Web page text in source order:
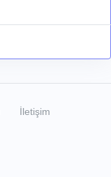
İletişim